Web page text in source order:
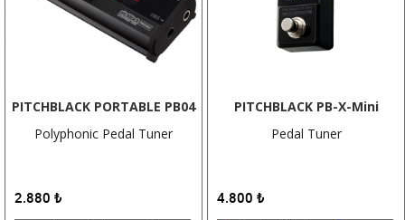
PITCHBLACK PORTABLE PB04
Polyphonic Pedal Tuner
2.880 ₺
PITCHBLACK PB-X-Mini
Pedal Tuner
4.800 ₺